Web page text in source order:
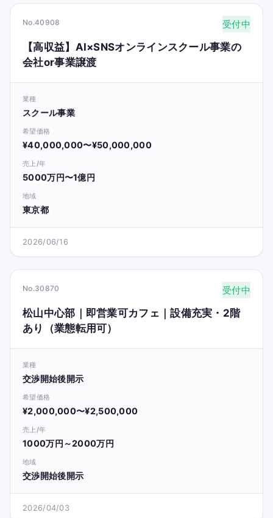
No.40908 受付中
【高収益】AI×SNSオンラインスクール事業の
会社or事業譲渡
業種
スクール事業
希望価格
¥40,000,000〜¥50,000,000
売上/年
5000万円〜1億円
地域
東京都
2026/06/16
No.30870 受付中
松山中心部｜即営業可カフェ｜設備充実・2階
あり（業態転用可）
業種
交渉開始後開示
希望価格
¥2,000,000〜¥2,500,000
売上/年
1000万円～2000万円
地域
交渉開始後開示
2026/04/03